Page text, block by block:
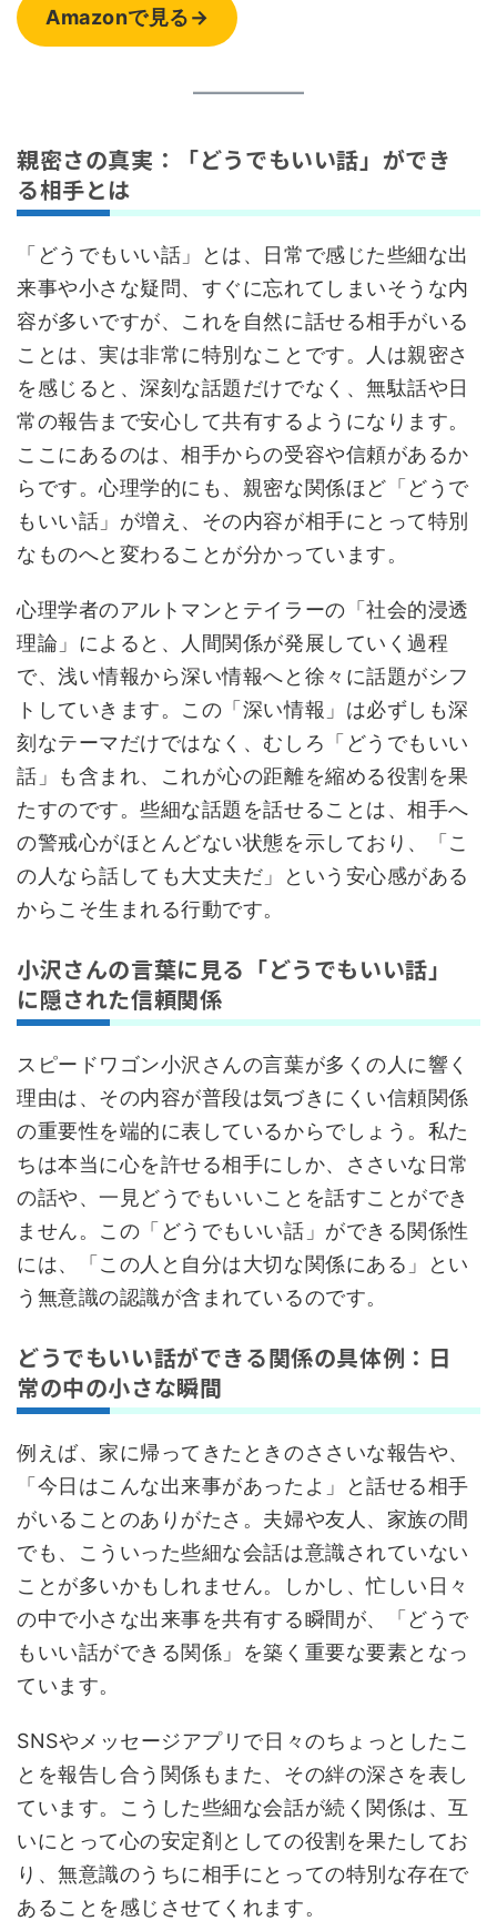
Amazonで見る→
親密さの真実：「どうでもいい話」ができ
る相手とは
「どうでもいい話」とは、日常で感じた些細な出
来事や小さな疑問、すぐに忘れてしまいそうな内
容が多いですが、これを自然に話せる相手がいる
ことは、実は非常に特別なことです。人は親密さ
を感じると、深刻な話題だけでなく、無駄話や日
常の報告まで安心して共有するようになります。
ここにあるのは、相手からの受容や信頼があるか
らです。心理学的にも、親密な関係ほど「どうで
もいい話」が増え、その内容が相手にとって特別
なものへと変わることが分かっています。
心理学者のアルトマンとテイラーの「社会的浸透
理論」によると、人間関係が発展していく過程
で、浅い情報から深い情報へと徐々に話題がシフ
トしていきます。この「深い情報」は必ずしも深
刻なテーマだけではなく、むしろ「どうでもいい
話」も含まれ、これが心の距離を縮める役割を果
たすのです。些細な話題を話せることは、相手へ
の警戒心がほとんどない状態を示しており、「こ
の人なら話しても大丈夫だ」という安心感がある
からこそ生まれる行動です。
小沢さんの言葉に見る「どうでもいい話」
に隠された信頼関係
スピードワゴン小沢さんの言葉が多くの人に響く
理由は、その内容が普段は気づきにくい信頼関係
の重要性を端的に表しているからでしょう。私た
ちは本当に心を許せる相手にしか、ささいな日常
の話や、一見どうでもいいことを話すことができ
ません。この「どうでもいい話」ができる関係性
には、「この人と自分は大切な関係にある」とい
う無意識の認識が含まれているのです。
どうでもいい話ができる関係の具体例：日
常の中の小さな瞬間
例えば、家に帰ってきたときのささいな報告や、
「今日はこんな出来事があったよ」と話せる相手
がいることのありがたさ。夫婦や友人、家族の間
でも、こういった些細な会話は意識されていない
ことが多いかもしれません。しかし、忙しい日々
の中で小さな出来事を共有する瞬間が、「どうで
もいい話ができる関係」を築く重要な要素となっ
ています。
SNSやメッセージアプリで日々のちょっとしたこ
とを報告し合う関係もまた、その絆の深さを表し
ています。こうした些細な会話が続く関係は、互
いにとって心の安定剤としての役割を果たしてお
り、無意識のうちに相手にとっての特別な存在で
あることを感じさせてくれます。